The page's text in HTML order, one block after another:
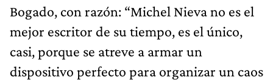
Bogado, con razón: “Michel Nieva no es el
mejor escritor de su tiempo, es el único,
casi, porque se atreve a armar un
dispositivo perfecto para organizar un caos